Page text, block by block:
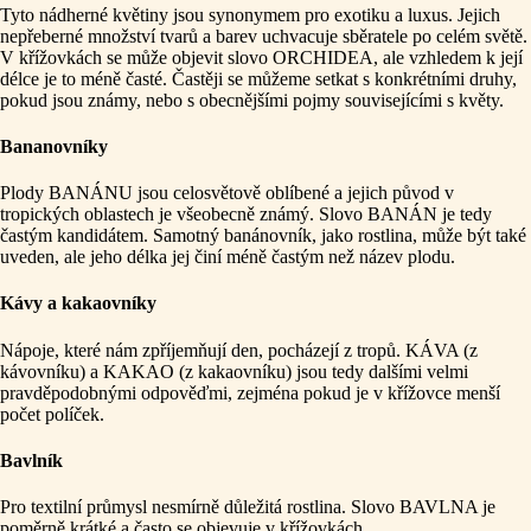
Tyto nádherné květiny jsou synonymem pro exotiku a luxus. Jejich
nepřeberné množství tvarů a barev uchvacuje sběratele po celém světě.
V křížovkách se může objevit slovo ORCHIDEA, ale vzhledem k její
délce je to méně časté. Častěji se můžeme setkat s konkrétními druhy,
pokud jsou známy, nebo s obecnějšími pojmy souvisejícími s květy.
Bananovníky
Plody BANÁNU jsou celosvětově oblíbené a jejich původ v
tropických oblastech je všeobecně známý. Slovo BANÁN je tedy
častým kandidátem. Samotný banánovník, jako rostlina, může být také
uveden, ale jeho délka jej činí méně častým než název plodu.
Kávy a kakaovníky
Nápoje, které nám zpříjemňují den, pocházejí z tropů. KÁVA (z
kávovníku) a KAKAO (z kakaovníku) jsou tedy dalšími velmi
pravděpodobnými odpověďmi, zejména pokud je v křížovce menší
počet políček.
Bavlník
Pro textilní průmysl nesmírně důležitá rostlina. Slovo BAVLNA je